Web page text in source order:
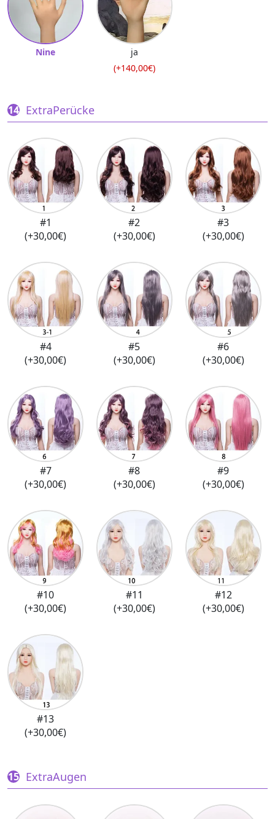
Nine
ja
(+140,00€)
ExtraPerücke
#1
(+30,00€)
#2
(+30,00€)
#3
(+30,00€)
#4
(+30,00€)
#5
(+30,00€)
#6
(+30,00€)
#7
(+30,00€)
#8
(+30,00€)
#9
(+30,00€)
#10
(+30,00€)
#11
(+30,00€)
#12
(+30,00€)
#13
(+30,00€)
ExtraAugen